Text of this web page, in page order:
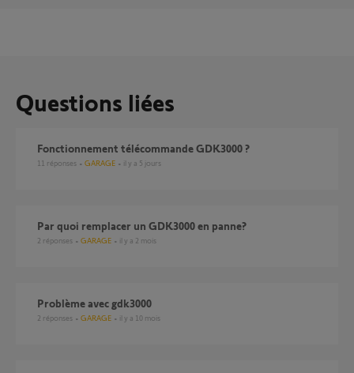
Questions liées
Fonctionnement télécommande GDK3000 ?
11 réponses GARAGE il y a 5 jours
Par quoi remplacer un GDK3000 en panne?
2 réponses GARAGE il y a 2 mois
Problème avec gdk3000
2 réponses GARAGE il y a 10 mois